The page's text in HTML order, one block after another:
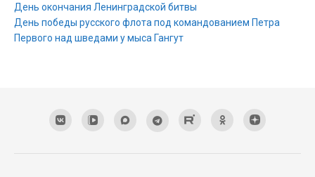
День окончания Ленинградской битвы
День победы русского флота под командованием Петра
Первого над шведами у мыса Гангут